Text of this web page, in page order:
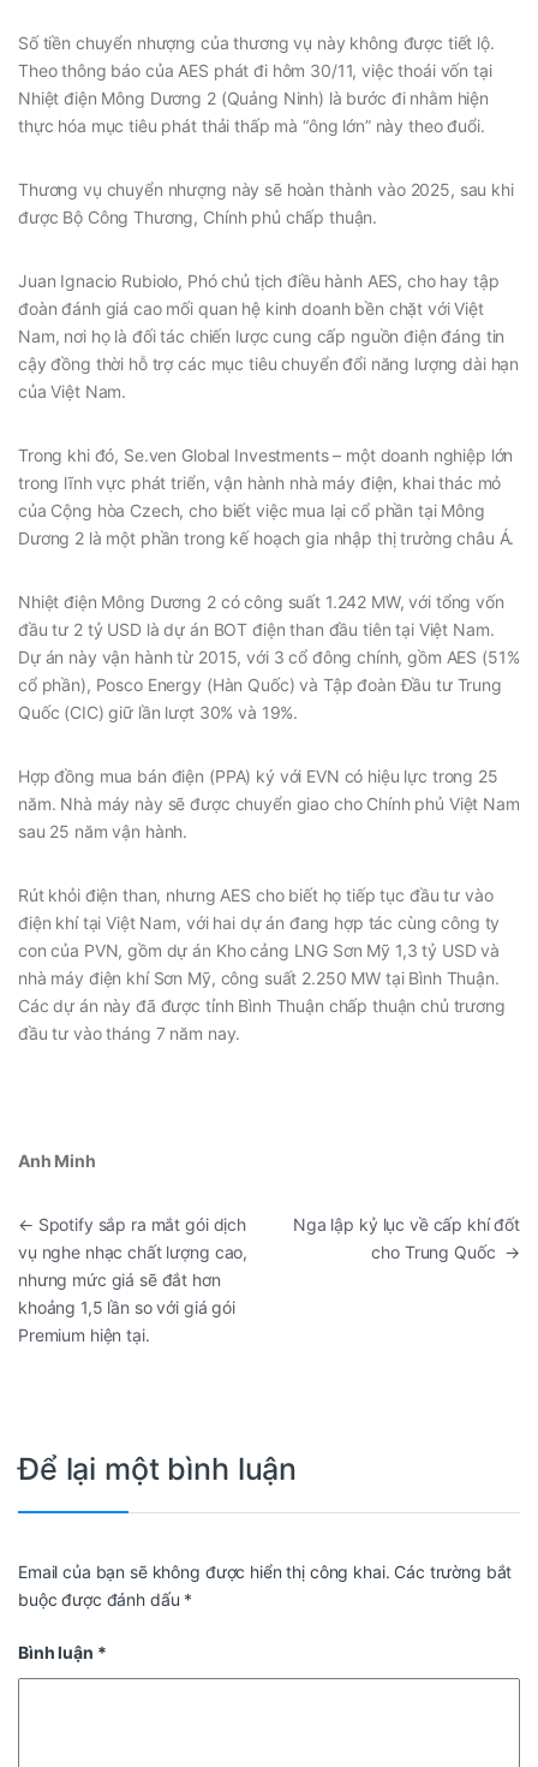
Số tiền chuyển nhượng của thương vụ này không được tiết lộ.
Theo thông báo của AES phát đi hôm 30/11, việc thoái vốn tại
Nhiệt điện Mông Dương 2 (Quảng Ninh) là bước đi nhằm hiện
thực hóa mục tiêu phát thải thấp mà “ông lớn” này theo đuổi.
Thương vụ chuyển nhượng này sẽ hoàn thành vào 2025, sau khi
được Bộ Công Thương, Chính phủ chấp thuận.
Juan Ignacio Rubiolo, Phó chủ tịch điều hành AES, cho hay tập
đoàn đánh giá cao mối quan hệ kinh doanh bền chặt với Việt
Nam, nơi họ là đối tác chiến lược cung cấp nguồn điện đáng tin
cậy đồng thời hỗ trợ các mục tiêu chuyển đổi năng lượng dài hạn
của Việt Nam.
Trong khi đó, Se.ven Global Investments – một doanh nghiệp lớn
trong lĩnh vực phát triển, vận hành nhà máy điện, khai thác mỏ
của Cộng hòa Czech, cho biết việc mua lại cổ phần tại Mông
Dương 2 là một phần trong kế hoạch gia nhập thị trường châu Á.
Nhiệt điện Mông Dương 2 có công suất 1.242 MW, với tổng vốn
đầu tư 2 tỷ USD là dự án BOT điện than đầu tiên tại Việt Nam.
Dự án này vận hành từ 2015, với 3 cổ đông chính, gồm AES (51%
cổ phần), Posco Energy (Hàn Quốc) và Tập đoàn Đầu tư Trung
Quốc (CIC) giữ lần lượt 30% và 19%.
Hợp đồng mua bán điện (PPA) ký với EVN có hiệu lực trong 25
năm. Nhà máy này sẽ được chuyển giao cho Chính phủ Việt Nam
sau 25 năm vận hành.
Rút khỏi điện than, nhưng AES cho biết họ tiếp tục đầu tư vào
điện khí tại Việt Nam, với hai dự án đang hợp tác cùng công ty
con của PVN, gồm dự án Kho cảng LNG Sơn Mỹ 1,3 tỷ USD và
nhà máy điện khí Sơn Mỹ, công suất 2.250 MW tại Bình Thuận.
Các dự án này đã được tỉnh Bình Thuận chấp thuận chủ trương
đầu tư vào tháng 7 năm nay.
Anh Minh
← Spotify sắp ra mắt gói dịch
vụ nghe nhạc chất lượng cao,
nhưng mức giá sẽ đắt hơn
khoảng 1,5 lần so với giá gói
Premium hiện tại.
Nga lập kỷ lục về cấp khí đốt
cho Trung Quốc →
Để lại một bình luận
Email của bạn sẽ không được hiển thị công khai. Các trường bắt
buộc được đánh dấu *
Bình luận *